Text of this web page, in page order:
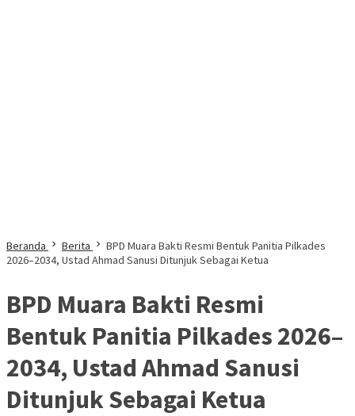
Beranda Berita
BPD Muara Bakti Resmi Bentuk Panitia Pilkades
2026–2034, Ustad Ahmad Sanusi Ditunjuk Sebagai Ketua
BPD Muara Bakti Resmi
Bentuk Panitia Pilkades 2026–
2034, Ustad Ahmad Sanusi
Ditunjuk Sebagai Ketua